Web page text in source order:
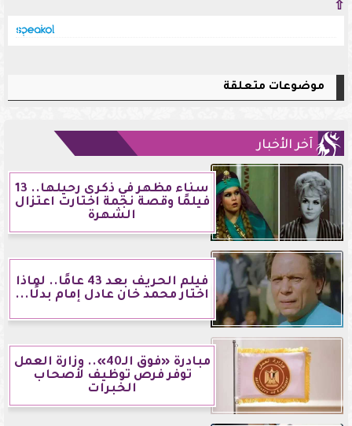
⇧
موضوعات متعلقة
آخر الأخبار
سناء مظهر في ذكرى رحيلها.. 13
فيلمًا وقصة نجمة اختارت اعتزال
الشهرة
فيلم الحريف بعد 43 عامًا.. لماذا
اختار محمد خان عادل إمام بدلًا...
مبادرة «فوق الـ40».. وزارة العمل
توفر فرص توظيف لأصحاب
الخبرات